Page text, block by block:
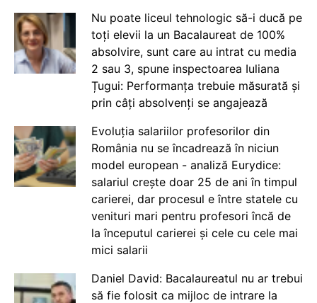
Nu poate liceul tehnologic să-i ducă pe
toți elevii la un Bacalaureat de 100%
absolvire, sunt care au intrat cu media
2 sau 3, spune inspectoarea Iuliana
Țugui: Performanța trebuie măsurată și
prin câți absolvenți se angajează
Evoluția salariilor profesorilor din
România nu se încadrează în niciun
model european - analiză Eurydice:
salariul crește doar 25 de ani în timpul
carierei, dar procesul e între statele cu
venituri mari pentru profesori încă de
la începutul carierei și cele cu cele mai
mici salarii
Daniel David: Bacalaureatul nu ar trebui
să fie folosit ca mijloc de intrare la